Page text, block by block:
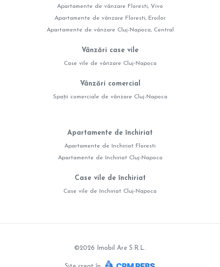
Apartamente de vânzare Floresti, Vivo
Apartamente de vânzare Floresti, Eroilor
Apartamente de vânzare Cluj-Napoca, Central
Vânzări case vile
Case vile de vânzare Cluj-Napoca
Vânzări comercial
Spații comerciale de vânzare Cluj-Napoca
Apartamente de închiriat
Apartamente de închiriat Floresti
Apartamente de închiriat Cluj-Napoca
Case vile de închiriat
Case vile de închiriat Cluj-Napoca
©2026 Imobil Are S.R.L.